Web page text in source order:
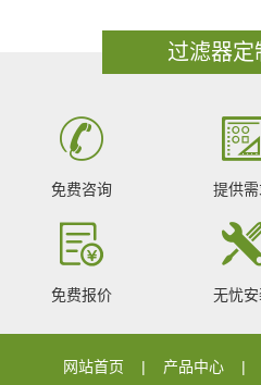
过滤器定
免费咨询 提供
免费报价 无忧
网站首页 产品中心